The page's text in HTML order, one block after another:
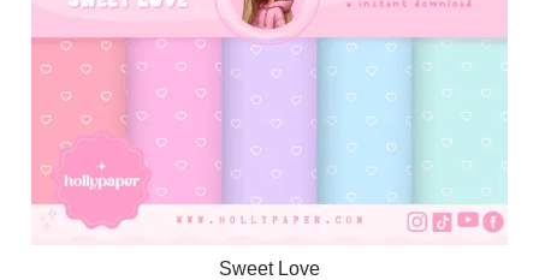
Sweet Love